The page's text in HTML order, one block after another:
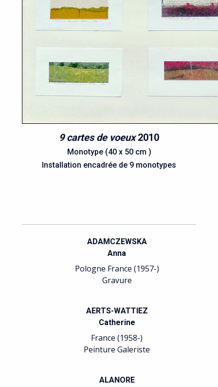
9 cartes de voeux2010
Monotype (40 x 50 cm )
Installation encadrée de 9 monotypes
AUSSEDAT
Emmanuelle
France (1956-)
Lithographie
BADAIRE
Jean-Gilles
France (1951-)
Peinture
BALLEREAU